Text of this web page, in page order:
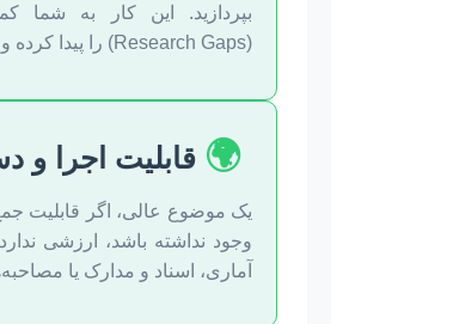
بپردازید. این کار به
(Research Gaps) را پیدا کرده و سوالات جدیدی را طرح کنید.
🌍 قابلیت اجرا و
یک موضوع عالی، اگر قابلیت
وجود نداشته باشد، ارزشی
آماری، اسناد و مدارک یا